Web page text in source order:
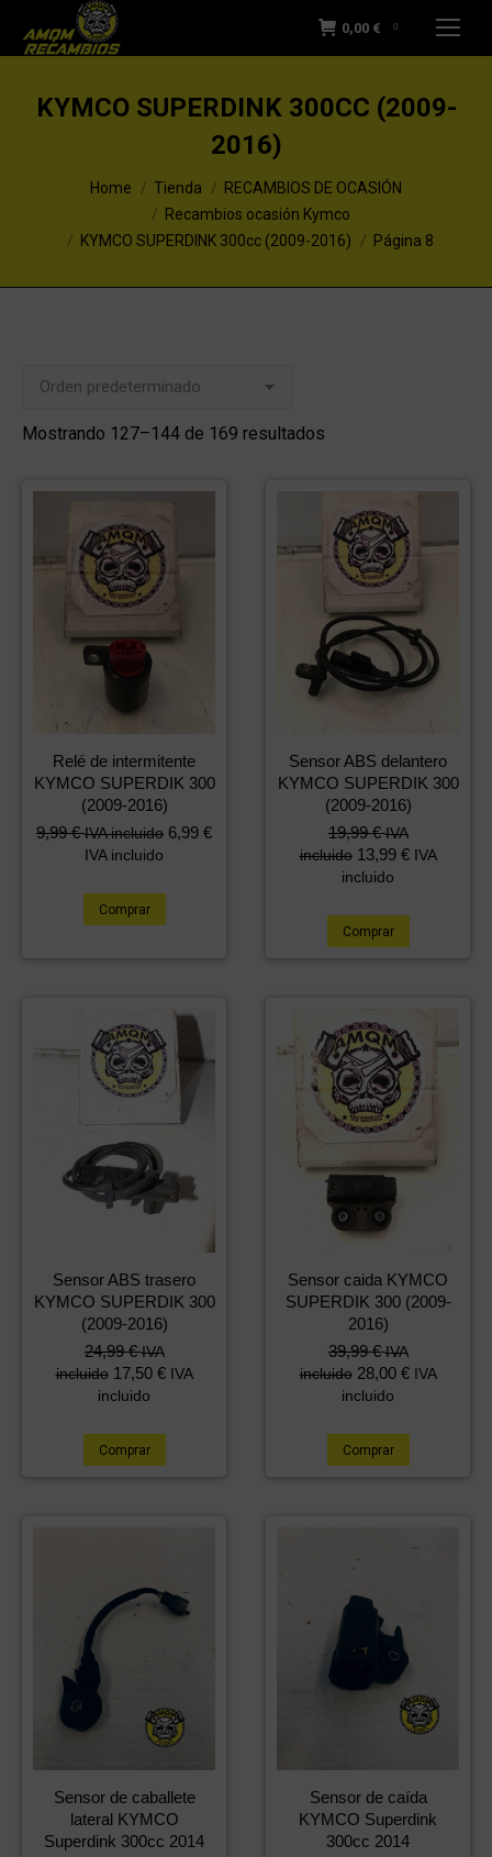
0,00 € 0
KYMCO SUPERDINK 300CC (2009-
2016)
You are here:Home Tienda
RECAMBIOS DE OCASIÓN
Recambios ocasión Kymco
KYMCO SUPERDINK 300cc (2009-2016)
Página 8
Mostrando 127–144 de 169 resultados
Relé de intermitente
KYMCO SUPERDIK 300
(2009-2016)
9,99€ IVA incluido 6,99 €
IVA incluido
Comprar
Sensor ABS delantero
KYMCO SUPERDIK 300
(2009-2016)
19,99€ IVA
incluido 13,99 € IVA
incluido
Comprar
Sensor ABS trasero
KYMCO SUPERDIK 300
(2009-2016)
24,99€ IVA
incluido 17,50 € IVA
incluido
Comprar
Sensor caida KYMCO
SUPERDIK 300 (2009-
2016)
39,99€ IVA
incluido 28,00 € IVA
incluido
Comprar
Sensor de caballete
lateral KYMCO
Superdink 300cc 2014
Sensor de caída
KYMCO Superdink
300cc 2014